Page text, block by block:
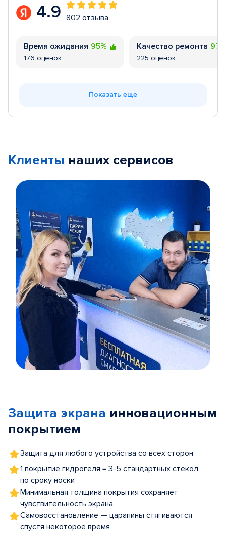
4.9 802 отзыва
Время ожидания 95%
176 оценок
Качество ремонта
225 оценок
Показать еще
Клиенты наших сервисов
5
Защита экрана инновационным
покрытием
Защита для любого устройства со всех сторон
1 покрытие гидрогеля = 3-5 стандартных стекол
по сроку носки
Минимальная толщина покрытия сохраняет
чувствительность экрана
Самовосстановление — царапины стягиваются
спустя некоторое время